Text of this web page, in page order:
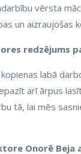
vērsta
un aizraujošas
redzējums
labā
arī ārpus
tā, lai mēs
Onorē Beja